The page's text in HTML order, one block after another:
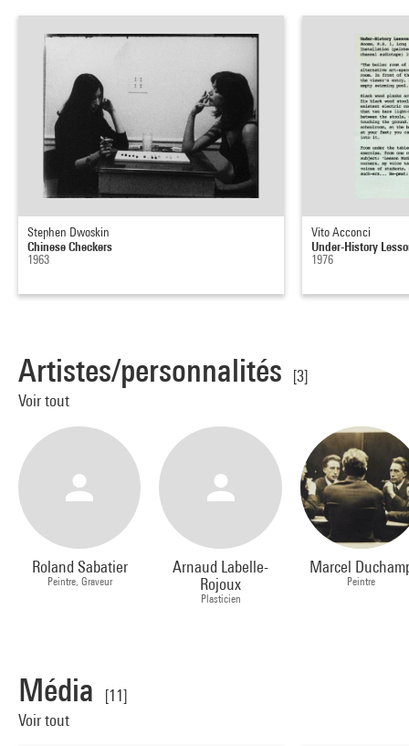
Stephen Dwoskin
Chinese Checkers
1963
Vito Acconci
Under-History
1976
Artistes/personnalités
[3]
Voir tout
Roland Sabatier
Peintre, Graveur
Arnaud Labelle-
Rojoux
Plasticien
Marcel
Peintre
Média
[11]
Voir tout